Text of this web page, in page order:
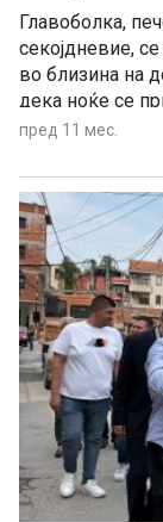
Главоболка,
секојдневие,
во близина на
дека ноќе се
но смрдеата
пред 11 мес.